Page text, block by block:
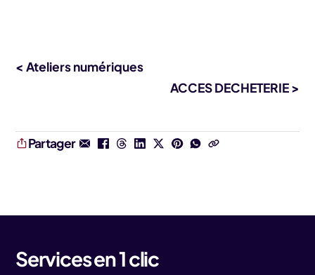
< Ateliers numériques
ACCES DECHETERIE >
Partager
Services en 1 clic